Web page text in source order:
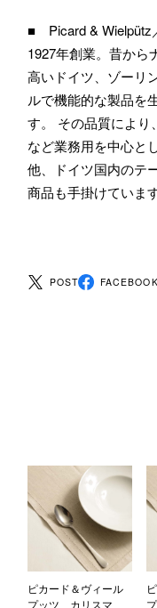
■ Picard & Wielpütz
1927年創業。昔から
高いドイツ、ゾーリ
ルで機能的な製品を
す。 その品質により
など業務用を中心と
他、ドイツ国内のテ
商品も手掛けています
POST FACEBOOK
ピカード＆ヴィール
プッツ カリスマ